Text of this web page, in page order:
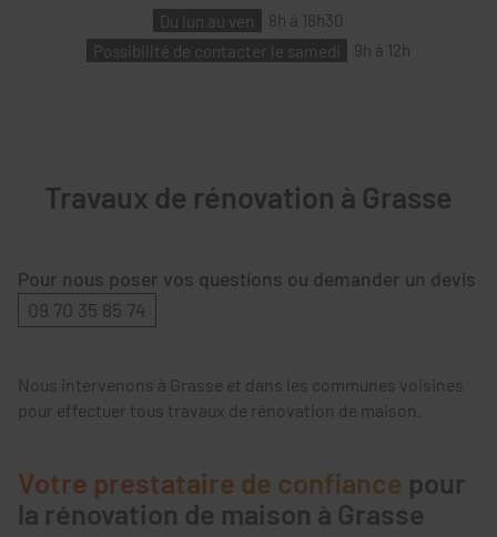
Du lun au ven
8h à 18h30
Possibilité de contacter le samedi
9h à 12h
Travaux de rénovation à Grasse
Pour nous poser vos questions ou demander un devis
09 70 35 85 74
Nous intervenons à Grasse et dans les communes voisines
pour effectuer tous travaux de rénovation de maison.
Votre prestataire de confiance pour
la rénovation de maison à Grasse